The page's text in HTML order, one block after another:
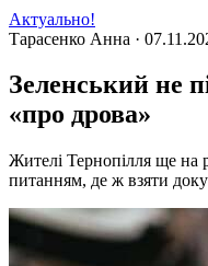
Актуально!
Тарасенко Анна ·
Зеленський не
«про дрова»
Жителі Тернопілля ще на
питанням, де ж взяти